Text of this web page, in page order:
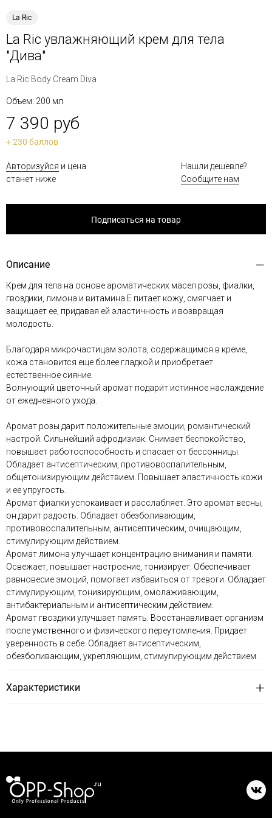
La Ric
La Ric увлажняющий крем для тела
"Дива"
La Ric Body Cream Diva
Объем: 200 мл
7 390 руб
+ 230 баллов
Авторизуйся и цена
станет ниже
Нашли дешевле?
Сообщите нам
Подписаться на товар
Описание
Крем для тела на основе ароматических масел розы, фиалки,
гвоздики, лимона и витамина Е питает кожу, смягчает и
защищает ее, придавая ей эластичность и возвращая
молодость.
Благодаря микрочастицам золота, содержащимся в креме,
кожа становится еще более гладкой и приобретает
естественное сияние.
Волнующий цветочный аромат подарит истинное наслаждение
от ежедневного ухода.
Аромат розы дарит положительные эмоции, романтический
настрой. Сильнейший афродизиак. Снимает беспокойство,
повышает работоспособность и спасает от бессонницы.
Обладает антисептическим, противовоспалительным,
общетонизирующим действием. Повышает эластичность кожи
и ее упругость.
Аромат фиалки успокаивает и расслабляет. Это аромат весны,
он дарит радость. Обладает обезболивающим,
противовоспалительным, антисептическим, очищающим,
стимулирующим действием.
Аромат лимона улучшает концентрацию внимания и памяти.
Освежает, повышает настроение, тонизирует. Обеспечивает
равновесие эмоций, помогает избавиться от тревоги. Обладает
стимулирующим, тонизирующим, омолаживающим,
антибактериальным и антисептическим действием.
Аромат гвоздики улучшает память. Восстанавливает организм
после умственного и физического переутомления. Придает
уверенность в себе. Обладает антисептическим,
обезболивающим, укрепляющим, стимулирующим действием.
Характеристики